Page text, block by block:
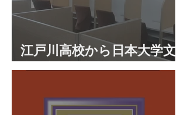
江戸川高校から日本大学文
理学部に合格 合格体験談